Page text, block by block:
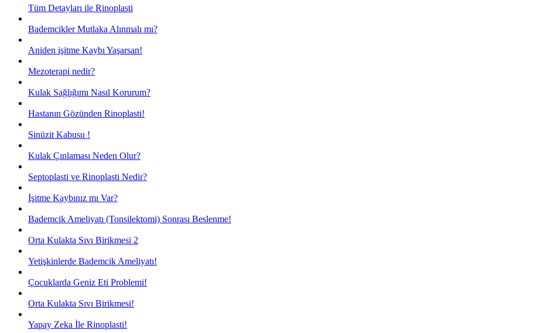
Tüm Detayları ile Rinoplasti
Bademcikler Mutlaka Alınmalı mı?
Aniden işitme Kaybı Yaşarsan!
Mezoterapi nedir?
Kulak Sağlığımı Nasıl Korurum?
Hastanın Gözünden Rinoplasti!
Sinüzit Kabusu !
Kulak Çınlaması Neden Olur?
Septoplasti ve Rinoplasti Nedir?
İşitme Kaybınız mı Var?
Bademcik Ameliyatı (Tonsilektomi) Sonrası Beslenme!
Orta Kulakta Sıvı Birikmesi 2
Yetişkinlerde Bademcik Ameliyatı!
Çocuklarda Geniz Eti Problemi!
Orta Kulakta Sıvı Birikmesi!
Yapay Zeka İle Rinoplasti!